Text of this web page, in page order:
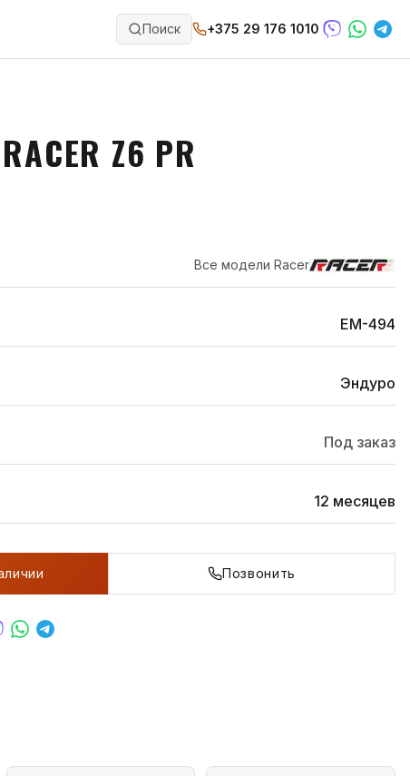
Поиск +375 29 176 1010
Z6 PR
Все модели Racer
EM-494
Эндуро
Под заказ
12 месяцев
Позвонить